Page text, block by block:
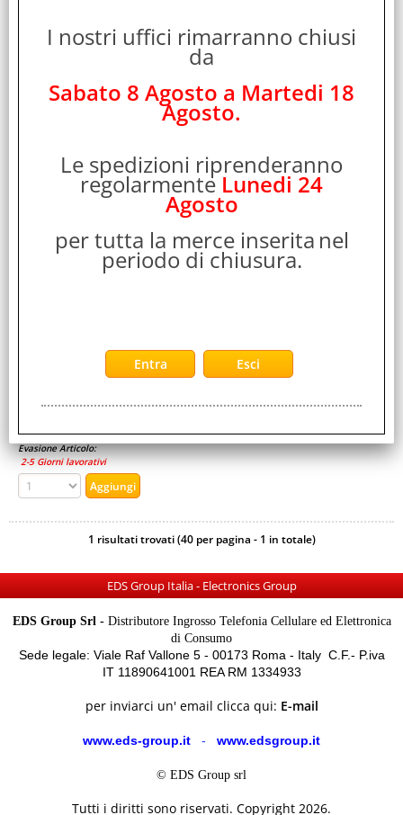
T-LOGIC TLOTL164R STAZIONE METEO CON RADIO
FM BAROMETRO E OROLOGIO INGRESSO AUX
Cod. art.:
T-LOGIC
ROSSO
T-LOGIC TLOTL164R STAZIONE METEO CON RADIO FM
BAROMETRO E OROLOGIO INGRESSO AUX ROSSO
Prezzo:
Evasione Articolo:
2-5 Giorni lavorativi
1 risultati trovati (40 per pagina - 1 in totale)
EDS Group Italia - Electronics Group
EDS Group Srl -Distributore Ingrosso Telefonia Cellulare ed Elettronica
di Consumo
Sede legale: Viale Raf Vallone 5 - 00173 Roma - Italy C.F.- P.iva
IT 11890641001 REA RM 1334933
per inviarci un' email clicca qui: E-mail
www.eds-group.it - www.edsgroup.it
© EDS Group srl
Tutti i diritti sono riservati. Copyright 2026.
I nostri uffici rimarranno chiusi
da
Sabato 8 Agosto a Martedi 18
Agosto.
Le spedizioni riprenderanno
regolarmente Lunedi 24
Agosto
per tutta la merce inserita nel
periodo di chiusura.